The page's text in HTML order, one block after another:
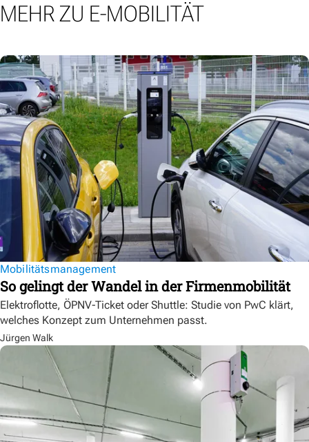
MEHR ZU E-MOBILITÄT
Mobilitätsmanagement
So gelingt der Wandel in der Firmenmobilität
Elektroflotte, ÖPNV-Ticket oder Shuttle: Studie von PwC klärt,
welches Konzept zum Unternehmen passt.
Jürgen Walk